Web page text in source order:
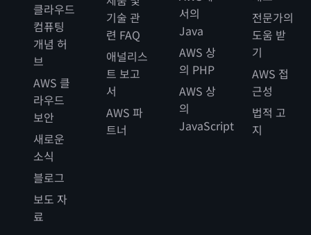
클라우드
컴퓨팅
개념 허
브
AWS 클
라우드
보안
새로운
소식
블로그
보도 자
료
기술 관
련 FAQ
애널리스
트 보고
서
AWS 파
트너
서의
Java
AWS 상
의 PHP
AWS 상
의
JavaScript
전문가의
도움 받
기
AWS 접
근성
법적 고
지